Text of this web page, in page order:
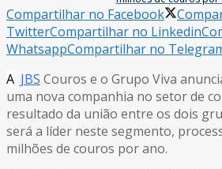
Compartilhar no Facebook
TwitterCompartilhar no Linkedin
WhatsappCompartilhar no
A JBS Couros e o Grupo Viva
uma nova companhia no setor de
resultado da união entre os dois
será a líder neste segmento,
milhões de couros por ano.